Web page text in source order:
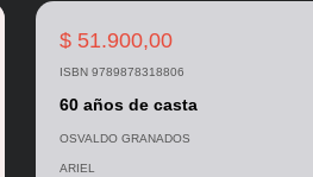
$ 51.900,00
ISBN 9789878318806
60 años de casta
OSVALDO GRANADOS
ARIEL